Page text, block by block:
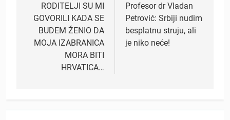
navigation
RODITELJI SU MI
GOVORILI KADA SE
BUDEM ŽENIO DA
MOJA IZABRANICA
MORA BITI
HRVATICA…
Profesor dr Vladan
Petrović: Srbiji nudim
besplatnu struju, ali
je niko neće!